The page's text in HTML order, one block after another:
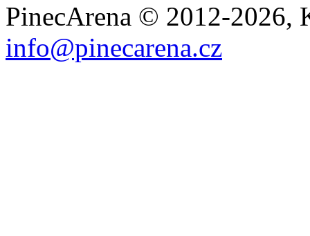
PinecArena © 2012-2026,
info@pinecarena.cz